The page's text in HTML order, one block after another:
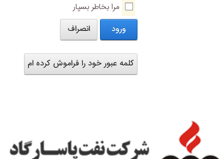
مرا بخاطر بسپار
ورود
انصراف
کلمه عبور خود را فراموش کرده ام